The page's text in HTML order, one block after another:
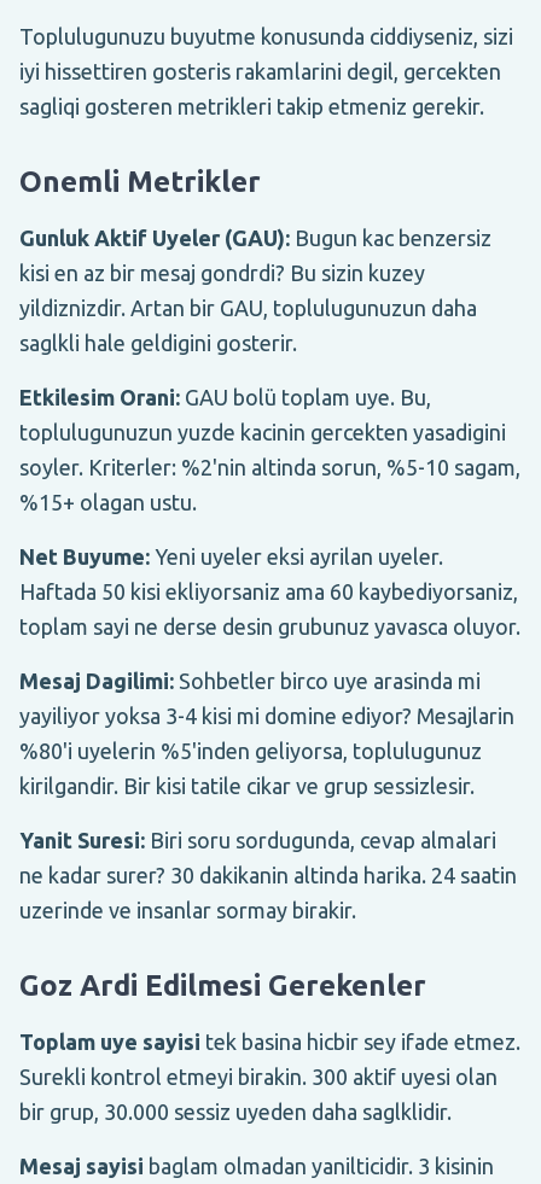
Toplulugunuzu buyutme konusunda ciddiyseniz, sizi
iyi hissettiren gosteris rakamlarini degil, gercekten
sagliqi gosteren metrikleri takip etmeniz gerekir.
Onemli Metrikler
Gunluk Aktif Uyeler (GAU): Bugun kac benzersiz
kisi en az bir mesaj gondrdi? Bu sizin kuzey
yildiznizdir. Artan bir GAU, toplulugunuzun daha
saglkli hale geldigini gosterir.
Etkilesim Orani: GAU bolü toplam uye. Bu,
toplulugunuzun yuzde kacinin gercekten yasadigini
soyler. Kriterler: %2'nin altinda sorun, %5-10 sagam,
%15+ olagan ustu.
Net Buyume: Yeni uyeler eksi ayrilan uyeler.
Haftada 50 kisi ekliyorsaniz ama 60 kaybediyorsaniz,
toplam sayi ne derse desin grubunuz yavasca oluyor.
Mesaj Dagilimi: Sohbetler birco uye arasinda mi
yayiliyor yoksa 3-4 kisi mi domine ediyor? Mesajlarin
%80'i uyelerin %5'inden geliyorsa, toplulugunuz
kirilgandir. Bir kisi tatile cikar ve grup sessizlesir.
Yanit Suresi: Biri soru sordugunda, cevap almalari
ne kadar surer? 30 dakikanin altinda harika. 24 saatin
uzerinde ve insanlar sormay birakir.
Goz Ardi Edilmesi Gerekenler
Toplam uye sayisi tek basina hicbir sey ifade etmez.
Surekli kontrol etmeyi birakin. 300 aktif uyesi olan
bir grup, 30.000 sessiz uyeden daha saglklidir.
Mesaj sayisi baglam olmadan yanilticidir. 3 kisinin